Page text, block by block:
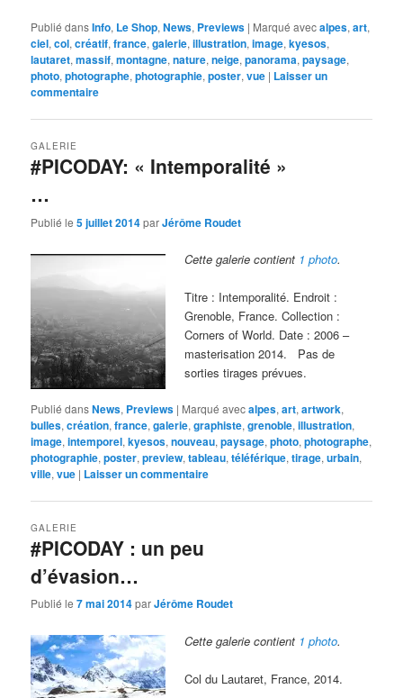
Publié dansInfo, Le Shop,News, Previews | Marqué avecalpes,art,
ciel,col,créatif,france,galerie,illustration,image,kyesos,
lautaret,massif,montagne,nature,neige,panorama,paysage,
photo,photographe,photographie,poster,vue | Laisser un
commentaire
#PICODAY: « Intemporalité »
…
GALERIE
Publié le5 juillet 2014parJérôme Roudet
Cette galerie contient 1 photo.
Titre : Intemporalité. Endroit :
Grenoble, France. Collection :
Corners of World. Date : 2006 –
masterisation 2014. Pas de
sorties tirages prévues.
Publié dansNews, Previews | Marqué avecalpes,art,artwork,
bulles,création,france,galerie,graphiste,grenoble,illustration,
image,intemporel,kyesos,nouveau,paysage,photo,photographe,
photographie,poster,preview,tableau,téléférique,tirage,urbain,
ville,vue | Laisser un commentaire
#PICODAY : un peu
d’évasion…
GALERIE
Publié le7 mai 2014parJérôme Roudet
Cette galerie contient 1 photo.
Col du Lautaret, France, 2014.